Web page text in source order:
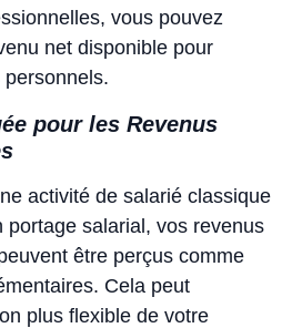
vous pouvez
net disponible pour
pour les Revenus
activité de salarié classique
portage salarial, vos revenus
être perçus comme
Cela peut
plus flexible de votre